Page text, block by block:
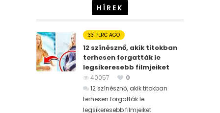
HÍREK
33 PERC AGO
12 színésznő, akik titokban
terhesen forgatták le
legsikeresebb filmjeiket
40057
0
12 színésznő, akik titokban
terhesen forgatták le
legsikeresebb filmjeiket